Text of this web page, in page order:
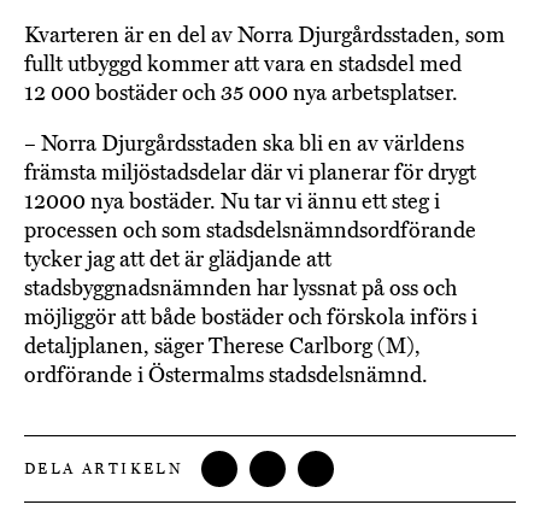
Kvarteren är en del av Norra Djurgårdsstaden, som
fullt utbyggd kommer att vara en stadsdel med
12 000 bostäder och 35 000 nya arbetsplatser.
– Norra Djurgårdsstaden ska bli en av världens
främsta miljöstadsdelar där vi planerar för drygt
12000 nya bostäder. Nu tar vi ännu ett steg i
processen och som stadsdelsnämndsordförande
tycker jag att det är glädjande att
stadsbyggnadsnämnden har lyssnat på oss och
möjliggör att både bostäder och förskola införs i
detaljplanen, säger Therese Carlborg (M),
ordförande i Östermalms stadsdelsnämnd.
DELA ARTIKELN